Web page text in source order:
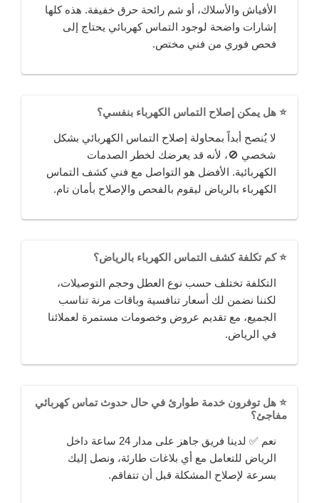
الأفياش والأسلاك، أو شم رائحة حرق خفيفة. هذه كلها
إشارات واضحة لوجود التماس كهربائي يحتاج إلى
فحص فوري من فني مختص.
⭐ هل يمكن إصلاح التماس الكهرباء بنفسي؟
لا يُنصح أبداً بمحاولة إصلاح التماس الكهربائي بشكل
شخصي 🚫، لأنه قد يعرضك لخطر الصدمات
الكهربائية. الأفضل هو التواصل مع فني كشف التماس
الكهرباء بالرياض ليقوم بالفحص والإصلاح بأمان تام.
⭐ كم تكلفة كشف التماس الكهرباء بالرياض؟
التكلفة تختلف حسب نوع العطل وحجم التوصيلات،
لكننا نضمن لك أسعار تنافسية وباقات مرنة تناسب
الجميع، مع تقديم عروض وخصومات مستمرة لعملائنا
في الرياض.
⭐ هل توفرون خدمة طوارئ في حال حدوث تماس كهربائي
مفاجئ؟
نعم ✅ لدينا فريق جاهز على مدار 24 ساعة داخل
الرياض للتعامل مع أي بلاغات طارئة، ونصل إليك
بسرعة لإصلاح المشكلة قبل أن تتفاقم.